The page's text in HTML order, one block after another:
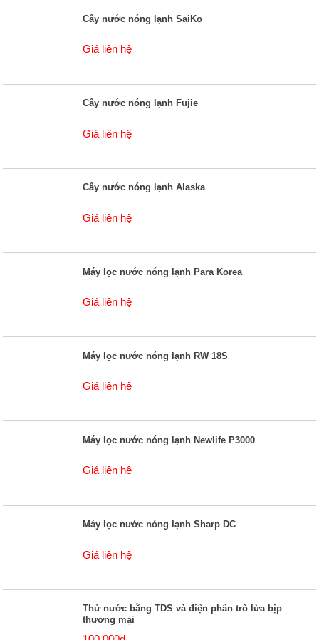
Cây nước nóng lạnh SaiKo
Giá liên hệ
Cây nước nóng lạnh Fujie
Giá liên hệ
Cây nước nóng lạnh Alaska
Giá liên hệ
Máy lọc nước nóng lạnh Para Korea
Giá liên hệ
Máy lọc nước nóng lạnh RW 18S
Giá liên hệ
Máy lọc nước nóng lạnh Newlife P3000
Giá liên hệ
Máy lọc nước nóng lạnh Sharp DC
Giá liên hệ
Thử nước bằng TDS và điện phân trò lừa bịp
thương mại